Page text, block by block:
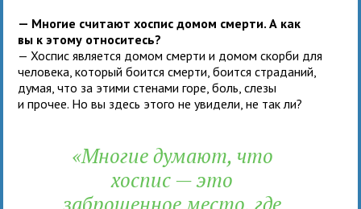
— Многие считают хоспис домом смерти. А как
вы к этому относитесь?
— Хоспис является домом смерти и домом скорби для
человека, который боится смерти, боится страданий,
думая, что за этими стенами горе, боль, слезы
и прочее. Но вы здесь этого не увидели, не так ли?
«Многие думают, что
хоспис — это
заброшенное место, где